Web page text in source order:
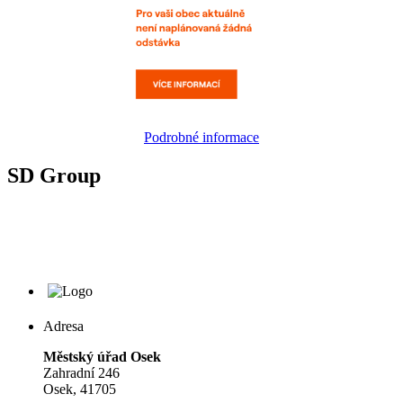
Podrobné informace
SD Group
Adresa
Městský úřad Osek
Zahradní 246
Osek, 41705